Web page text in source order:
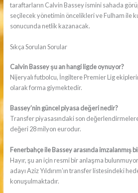
taraftarların Calvin Bassey ismini sahada
seçilecek yönetimin öncelikleri ve Fulham ile
sonucunda netlik kazanacak.
Sıkça Sorulan Sorular
Calvin Bassey şu an hangi ligde oynuyor?
Nijeryalı futbolcu, İngiltere Premier Lig
olarak forma giymektedir.
Bassey’nin güncel piyasa değeri nedir?
Transfer piyasasındaki son
değeri 28 milyon eurodur.
Fenerbahçe ile Bassey arasında imzalanmış
Hayır, şu an için resmi bir anlaşma
adayı Aziz Yıldırım’ın transfer listesindeki
konuşulmaktadır.